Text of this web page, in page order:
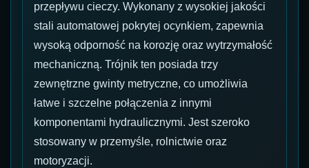
przepływu cieczy. Wykonany z wysokiej jakości
stali automatowej pokrytej ocynkiem, zapewnia
wysoką odporność na korozję oraz wytrzymałość
mechaniczną. Trójnik ten posiada trzy
zewnętrzne gwinty metryczne, co umożliwia
łatwe i szczelne połączenia z innymi
komponentami hydraulicznymi. Jest szeroko
stosowany w przemyśle, rolnictwie oraz
motoryzacji.